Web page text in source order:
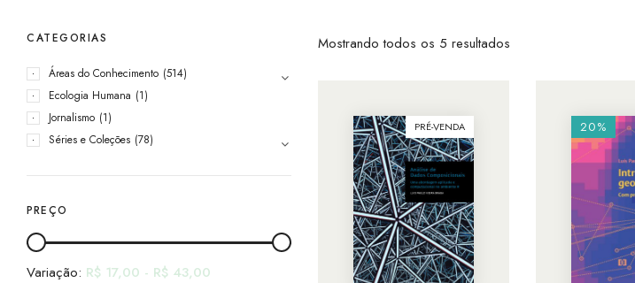
CATEGORIAS
Áreas do Conhecimento (514)
Ecologia Humana (1)
Jornalismo (1)
Séries e Coleções (78)
PREÇO
Variação: R$ 17,00 - R$ 43,00
Mostrando todos os 5 resultados
PRÉ-VENDA 20%